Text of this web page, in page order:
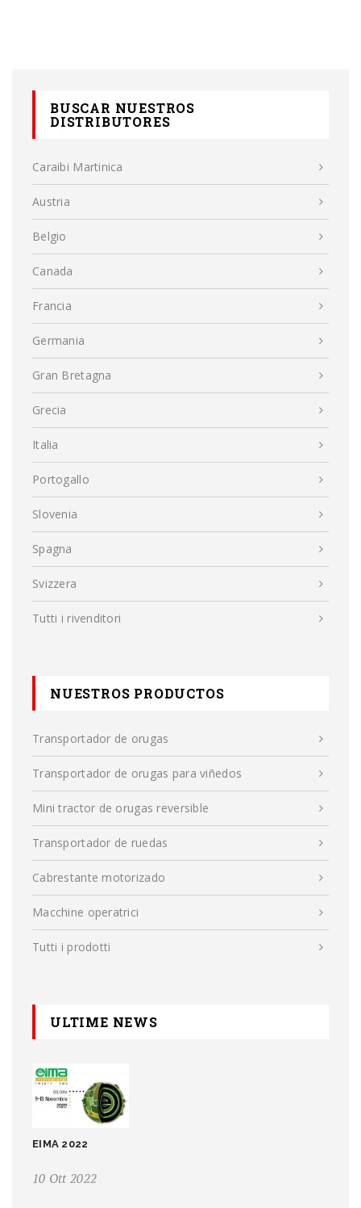
BUSCAR NUESTROS
DISTRIBUTORES
Caraibi Martinica
Austria
Belgio
Canada
Francia
Germania
Gran Bretagna
Grecia
Italia
Portogallo
Slovenia
Spagna
Svizzera
Tutti i rivenditori
NUESTROS PRODUCTOS
Transportador de orugas
Transportador de orugas para viñedos
Mini tractor de orugas reversible
Transportador de ruedas
Cabrestante motorizado
Macchine operatrici
Tutti i prodotti
ULTIME NEWS
EIMA 2022
10 Ott 2022